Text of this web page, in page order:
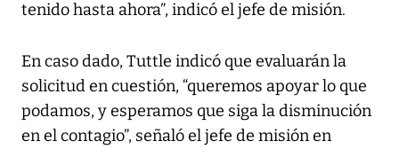
tenido hasta ahora”, indicó el jefe de misión.
En caso dado, Tuttle indicó que evaluarán la
solicitud en cuestión, “queremos apoyar lo que
podamos, y esperamos que siga la disminución
en el contagio”, señaló el jefe de misión en